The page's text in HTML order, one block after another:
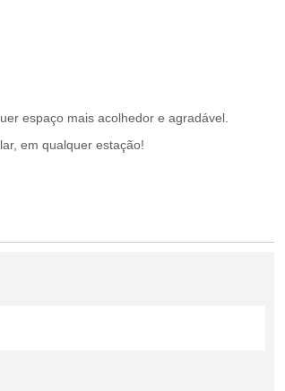
espaço mais acolhedor e agradável.
em qualquer estação!